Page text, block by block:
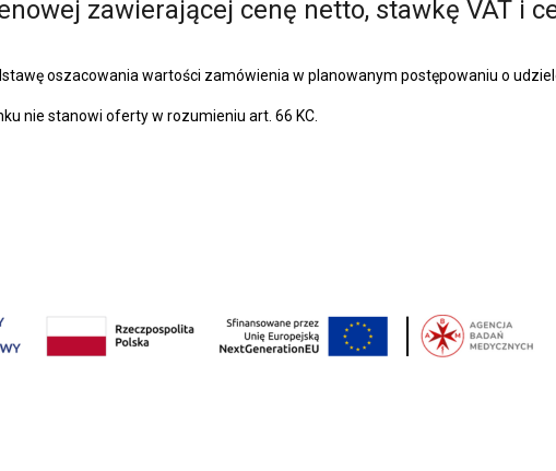
zawierającej cenę netto, stawkę VAT i
oszacowania wartości zamówienia w planowanym postępowaniu o
nie stanowi oferty w rozumieniu art. 66 KC.